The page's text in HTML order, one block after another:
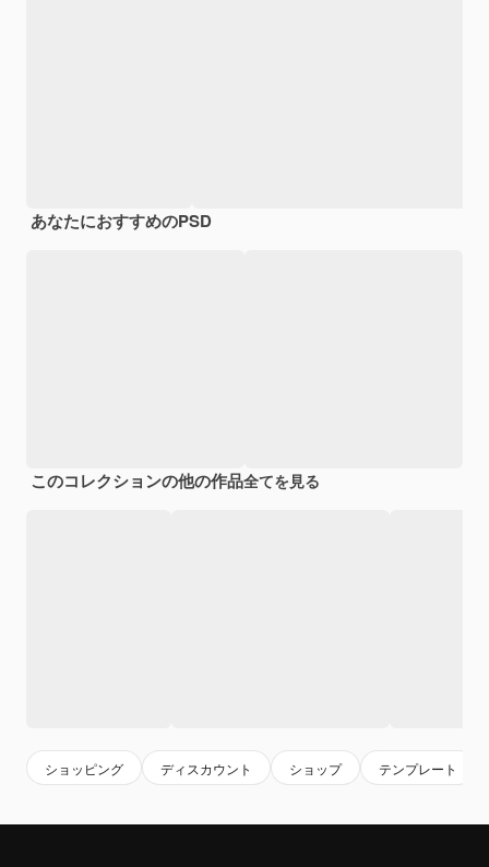
あなたにおすすめのPSD
このコレクションの他の作品全てを見る
ショッピング ディスカウント ショップ テンプレート